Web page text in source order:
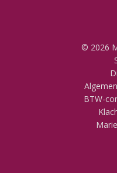
© 2026
BTW-